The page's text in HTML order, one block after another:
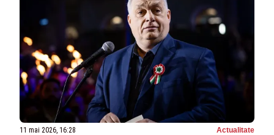
11 mai 2026, 16:28 Actualitate